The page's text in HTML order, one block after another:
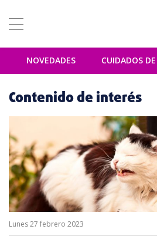
NOVEDADES CUIDADOS
Contenido de interés
Lunes 27 febrero 2023